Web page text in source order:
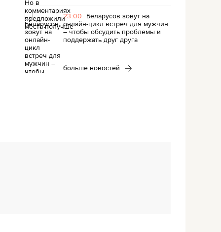
23:00 Беларусов зовут на
онлайн-цикл встреч для мужчин
– чтобы обсудить проблемы и
поддержать друг друга
больше новостей